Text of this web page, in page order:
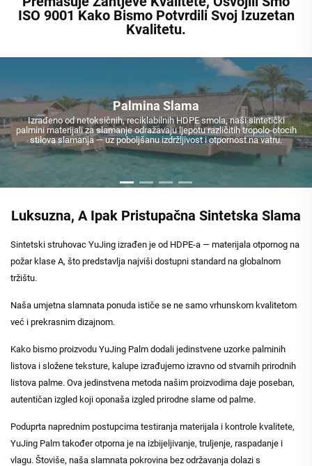
ISO 9001 Kako Bismo Potvrdili Svoj Izuzetan
Kvalitetu.
Palmina Slama
Izrađeno od netoksičnih, reciklabilnih HDPE smola, naši sintetički
palmini materijali za slamanje odražavaju ljepotu različitih tropolo-otocih
stilova slamanja — uz poboljšanu izdržljivost i otpornost na vatru.
Luksuzna, A Ipak Pristupačna Sintetska Slama
Sintetski struhovac YuJing izrađen je od HDPE-a — materijala otpornog na
požar klase A, što predstavlja najviši dostupni standard na globalnom
tržištu.
Naša umjetna slamnata ponuda ističe se ne samo vrhunskom kvalitetom
već i prekrasnim dizajnom.
Kako bismo proizvodu YuJing Palm dodali jedinstvene uzorke palminih
listova i složene teksture, kalupe izrađujemo izravno od stvarnih prirodnih
listova palme. Ova jedinstvena metoda našim proizvodima daje poseban,
autentičan izgled koji oponaša izgled prirodne slame od palme.
Poduprta naprednim postupcima testiranja materijala i kontrole kvalitete,
YuJing Palm također otporna je na izbijeljivanje, truljenje, raspadanje i
vlagu. Štoviše, naša slamnata pokrovina bez održavanja dolazi s